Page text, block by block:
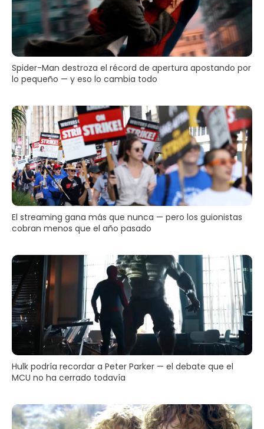
Spider-Man destroza el récord de apertura apostando por
lo pequeño — y eso lo cambia todo
El streaming gana más que nunca — pero los guionistas
cobran menos que el año pasado
Hulk podría recordar a Peter Parker — el debate que el
MCU no ha cerrado todavía